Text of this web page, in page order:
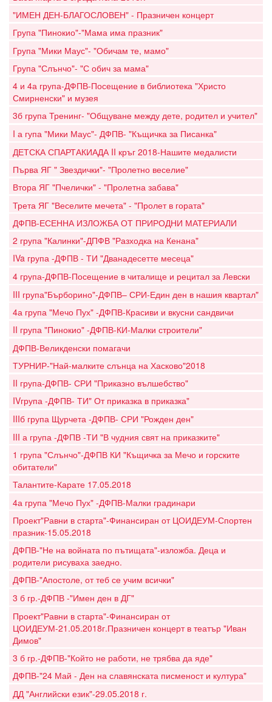
"ИМЕН ДЕН-БЛАГОСЛОВЕН" - Празничен концерт
Група "Пинокио"-"Мама има празник"
Група "Мики Маус"- "Обичам те, мамо"
Група "Слънчо"- "С обич за мама"
4 и 4а група-ДФПВ-Посещение в библиотека "Христо
Смирненски" и музея
3б група Тренинг- "Общуване между дете, родител и учител"
I а гупа "Мики Маус"- ДФПВ- "Къщичка за Писанка"
ДЕТСКА СПАРТАКИАДА II кръг 2018-Нашите медалисти
Първа ЯГ " Звездички"- "Пролетно веселие"
Втора ЯГ "Пчелички" - "Пролетна забава"
Трета ЯГ "Веселите мечета" - "Пролет в гората"
ДФПВ-ЕСЕННА ИЗЛОЖБА ОТ ПРИРОДНИ МАТЕРИАЛИ
2 група "Калинки"-ДПФВ "Разходка на Кенана"
IVa група -ДФПВ - ТИ "Дванадесетте месеца"
4 група-ДФПВ-Посещение в читалище и рецитал за Левски
III група"Бърборино"-ДФПВ– СРИ-Един ден в нашия квартал"
4а група "Мечо Пух" -ДФПВ-Красиви и вкусни сандвичи
II група "Пинокио" -ДФПВ-КИ-Малки строители"
ДФПВ-Великденски помагачи
ТУРНИР-"Най-малките слънца на Хасково"2018
II група-ДФПВ- СРИ "Приказно вълшебство"
IVгрупа -ДФПВ- ТИ" От приказка в приказка"
IIIб група Щурчета -ДФПВ- СРИ "Рожден ден"
III а група -ДФПВ -ТИ "В чудния свят на приказките"
1 група "Слънчо"-ДФПВ КИ "Къщичка за Мечо и горските
обитатели"
Талантите-Карате 17.05.2018
4а група "Мечо Пух" -ДФПВ-Малки градинари
Проект"Равни в старта"-Финансиран от ЦОИДЕУМ-Спортен
празник-15.05.2018
ДФПВ-"Не на войната по пътищата"-изложба. Деца и
родители рисуваха заедно.
ДФПВ-"Апостоле, от теб се учим всички"
3 б гр.-ДФПВ -"Имен ден в ДГ"
Проект"Равни в старта"-Финансиран от
ЦОИДЕУМ-21.05.2018г.Празничен концерт в театър "Иван
Димов"
3 б гр.-ДФПВ-"Който не работи, не трябва да яде"
ДФПВ-"24 Май - Ден на славянската писменост и култура"
ДД "Английски език"-29.05.2018 г.